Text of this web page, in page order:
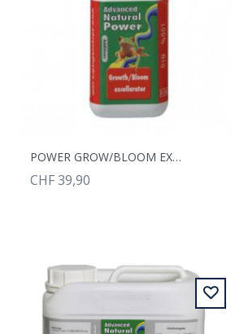
POWER GROW/BLOOM EXC. 1L
CHF 39,90